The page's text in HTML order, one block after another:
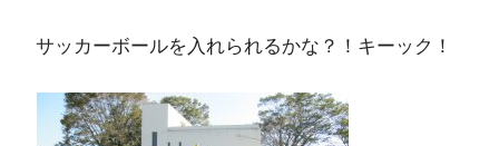
サッカーボールを入れられるかな？！キーック！